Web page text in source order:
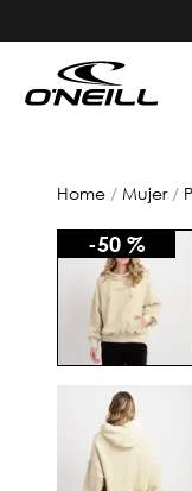
mujer
-50 %